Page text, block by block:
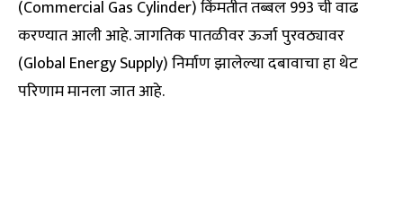
(Commercial Gas Cylinder) किंमतीत तब्बल ₹993 ची वाढ
करण्यात आली आहे. जागतिक पातळीवर ऊर्जा पुरवठ्यावर
(Global Energy Supply) निर्माण झालेल्या दबावाचा हा थेट
परिणाम मानला जात आहे.